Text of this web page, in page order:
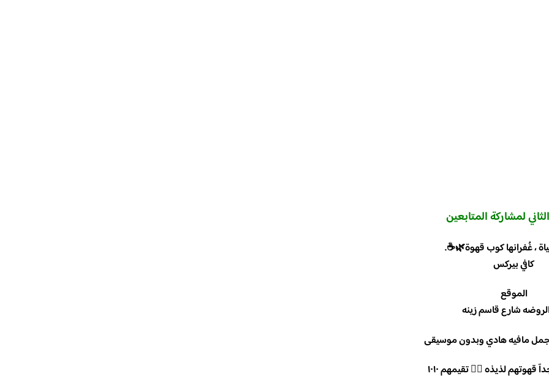
لمشاركة المتابعين
، غُفرانها كوب قهوة🌿☕️.
كافي بيركس
الموقع
شارع قاسم زينه
مافيه هادي وبدون موسيقى
قهوتهم لذيذه 👌🏻 تقيمهم ١٠١٠